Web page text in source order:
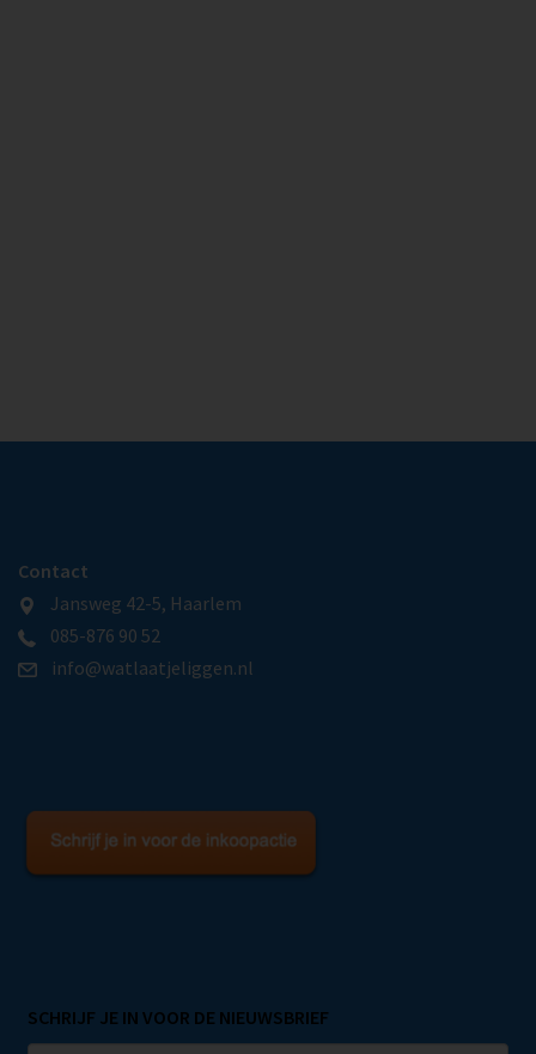
Contact
Jansweg 42-5, Haarlem
085-876 90 52
info@watlaatjeliggen.nl
SCHRIJF JE IN VOOR DE NIEUWSBRIEF